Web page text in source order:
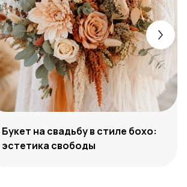
Букет на свадьбу в стиле бохо:
эстетика свободы